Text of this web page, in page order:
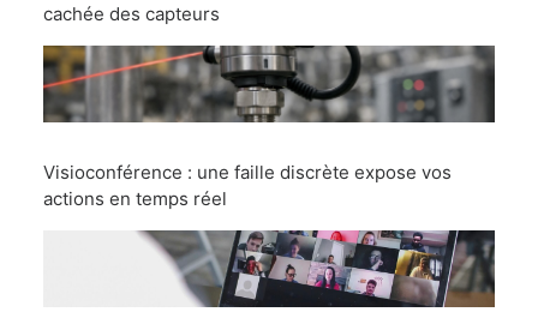
cachée des capteurs
Visioconférence : une faille discrète expose vos
actions en temps réel